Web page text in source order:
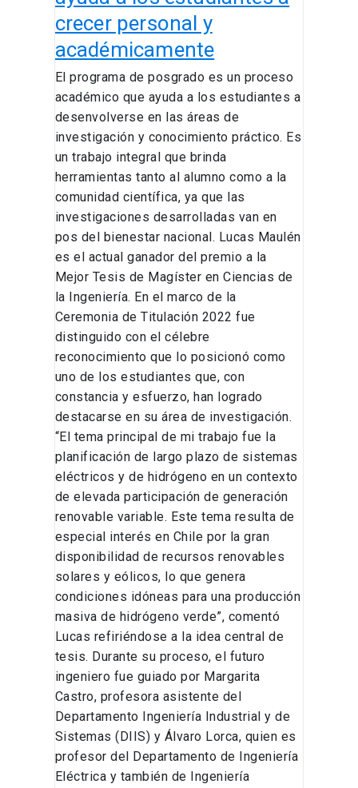
crecer personal y
académicamente
El programa de posgrado es un proceso
académico que ayuda a los estudiantes a
desenvolverse en las áreas de
investigación y conocimiento práctico. Es
un trabajo integral que brinda
herramientas tanto al alumno como a la
comunidad científica, ya que las
investigaciones desarrolladas van en
pos del bienestar nacional. Lucas Maulén
es el actual ganador del premio a la
Mejor Tesis de Magíster en Ciencias de
la Ingeniería. En el marco de la
Ceremonia de Titulación 2022 fue
distinguido con el célebre
reconocimiento que lo posicionó como
uno de los estudiantes que, con
constancia y esfuerzo, han logrado
destacarse en su área de investigación.
“El tema principal de mi trabajo fue la
planificación de largo plazo de sistemas
eléctricos y de hidrógeno en un contexto
de elevada participación de generación
renovable variable. Este tema resulta de
especial interés en Chile por la gran
disponibilidad de recursos renovables
solares y eólicos, lo que genera
condiciones idóneas para una producción
masiva de hidrógeno verde”, comentó
Lucas refiriéndose a la idea central de
tesis. Durante su proceso, el futuro
ingeniero fue guiado por Margarita
Castro, profesora asistente del
Departamento Ingeniería Industrial y de
Sistemas (DIIS) y Álvaro Lorca, quien es
profesor del Departamento de Ingeniería
Eléctrica y también de Ingeniería
a
crecer
personal
y
académicamente